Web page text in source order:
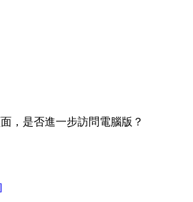
，是否進一步訪問電腦版？